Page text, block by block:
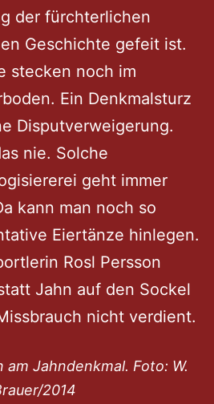
der fürchterlichen
Geschichte gefeit ist.
stecken noch im
Ein Denkmalsturz
Disputverweigerung.
nie. Solche
geht immer
kann man noch so
Eiertänze hinlegen.
Rosl Persson
Jahn auf den Sockel
nicht verdient.
Jahndenkmal. Foto: W.
2014